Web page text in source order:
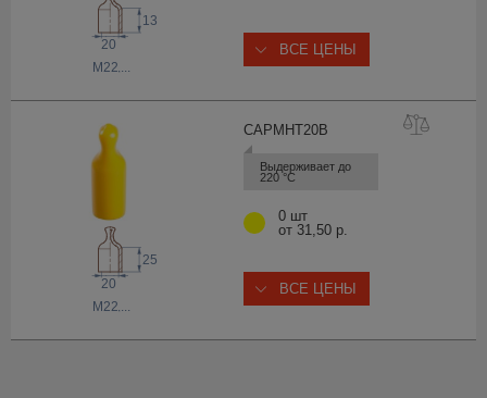
M22,...
13
20
ВСЕ ЦЕНЫ
CAPMHT20B
Выдерживает до
220 °С
M22,...
25
20
0 шт
от 31,50 р.
ВСЕ ЦЕНЫ